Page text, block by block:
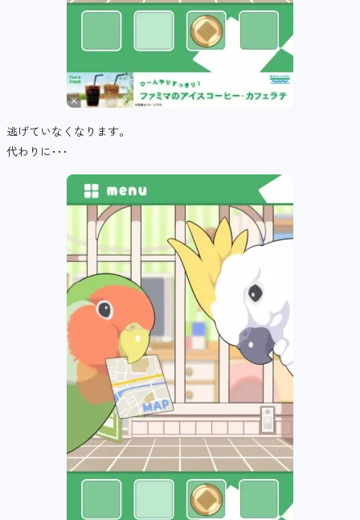
逃げていなくなります。
代わりに･･･